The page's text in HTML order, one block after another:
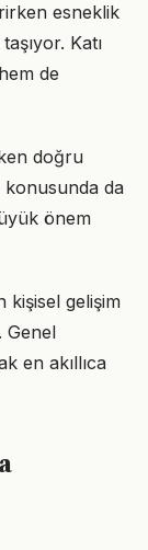
esneklik
Katı
de
doğru
konusunda da
önem
kişisel gelişim
Genel
en akıllıca